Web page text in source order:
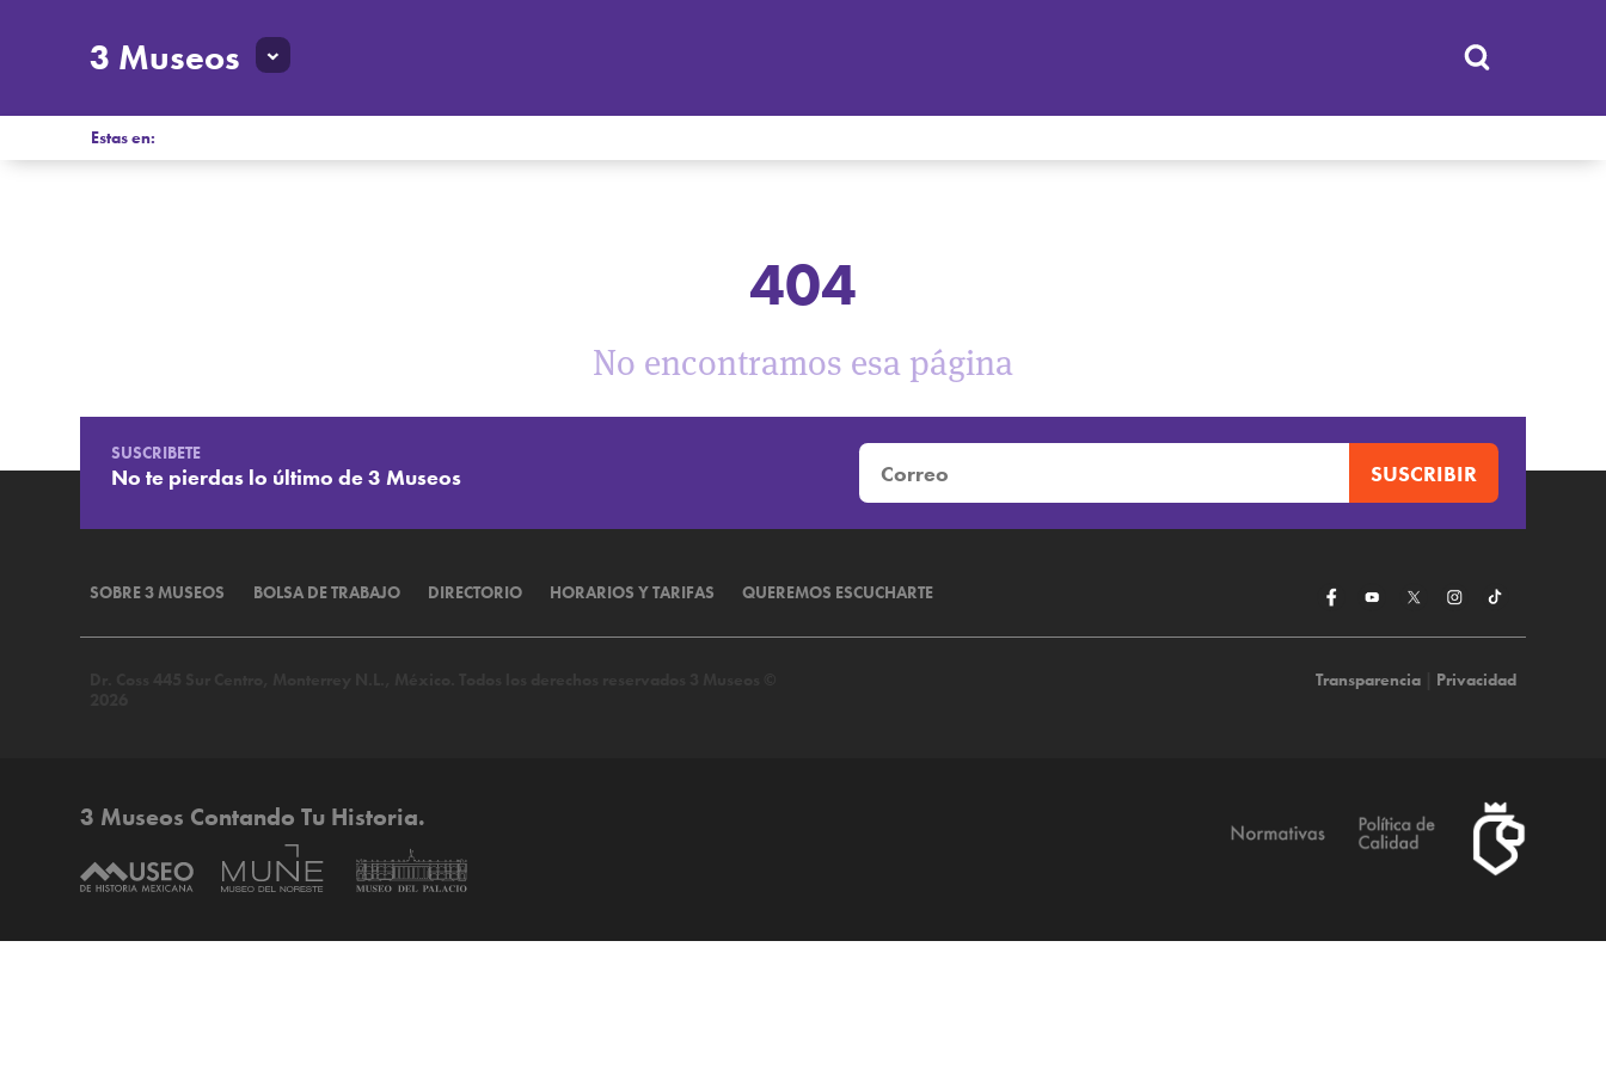
3 Museos
Estas en:
404
No encontramos esa página
SUSCRIBETE
No te pierdas lo último de 3 Museos
SOBRE 3 MUSEOS BOLSA DE TRABAJO DIRECTORIO HORARIOS Y TARIFAS QUEREMOS ESCUCHARTE
Transparencia| Privacidad
3 Museos Contando Tu Historia.